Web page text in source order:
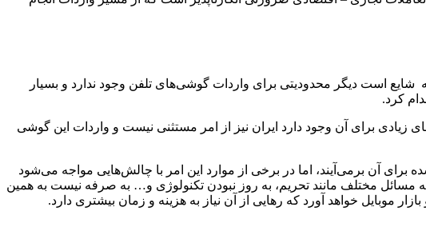
شده است و برخلاف آنچه شایع است دیگر محدودیتی برای واردات گوشی‌های تلفن وجود ندارد و بسیار
کرد.
برای آن وجود دارد ایران نیز از امر مستثنی نیست و واردات این گوشی
برای آن برمی‌آیند، اما در برخی از موارد این امر با چالش‌هایی مواجه می‌شود
به مسائل مختلف مانند تحریم، به روز نبودن تکنولوژی و… به صرفه نیست به همین
موبایل خواهد آورد که رهایی از آن نیاز به هزینه و زمان بیشتری دارد.